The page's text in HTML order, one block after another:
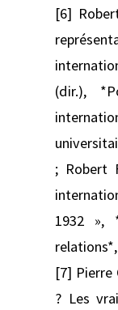
[6]
(dir.),
; Robert
1932 »,
relations*,
[7] Pierre
? Les